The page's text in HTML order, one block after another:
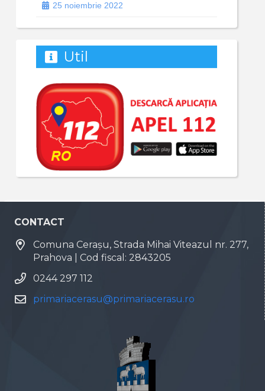
25 noiembrie 2022
Util
CONTACT
Comuna Cerașu, Strada Mihai Viteazul nr. 277,
Prahova | Cod fiscal: 2843205
0244 297 112
primariacerasu@primariacerasu.ro